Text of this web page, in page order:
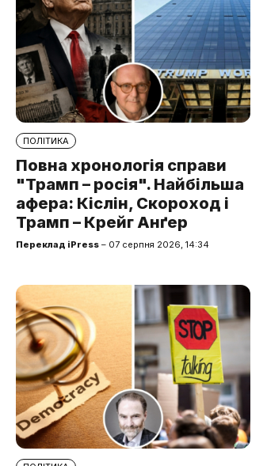
ПОЛІТИКА
Повна хронологія справи
"Трамп – росія". Найбільша
афера: Кіслін, Скороход і
Трамп – Крейг Анґер
Переклад iPress – 07 серпня 2026, 14:34